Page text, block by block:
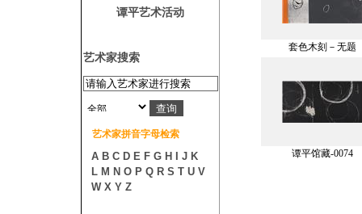
谭平艺术活动
艺术家搜索
艺术家拼音字母检索
A B C D E F G H J K
L M N O P Q R S T U V
W X Y Z
套色木刻－无题
谭平馆藏-0074